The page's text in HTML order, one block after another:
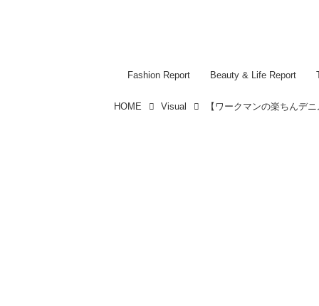
Fashion Report Beauty & Life Report
HOME Visual